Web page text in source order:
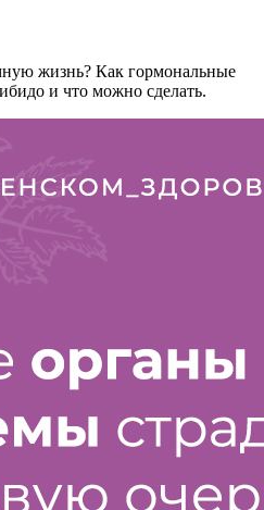
жизнь? Как гормональные
и что можно сделать.